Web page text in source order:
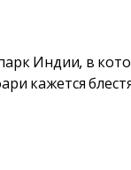
Индии, в
кажется